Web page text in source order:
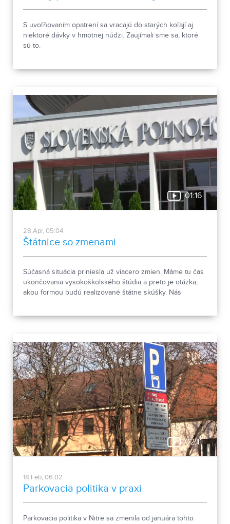
S uvoľňovaním opatrení sa vracajú do starých koľají aj
niektoré dávky v hmotnej núdzi. Zaujímali sme sa, ktoré
sú to.
01:16
28.Apr, 05:04
Štátnice so zmenami
Súčasná situácia priniesla už viacero zmien. Máme tu čas
ukončovania vysokoškolského štúdia a preto je otázka,
akou formou budú realizované štátne skúšky. Nás
02:11
18.Feb, 06:02
Parkovacia politika v praxi
Parkovacia politika v Nitre sa zmenila od januára tohto